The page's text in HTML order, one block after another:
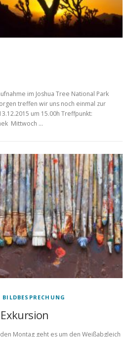
im Joshua Tree National Park
treffen wir uns noch einmal zur
um 15.00h Treffpunkt:
Mittwoch …
BILDBESPRECHUNG
Montag geht es um den Weißabgleich